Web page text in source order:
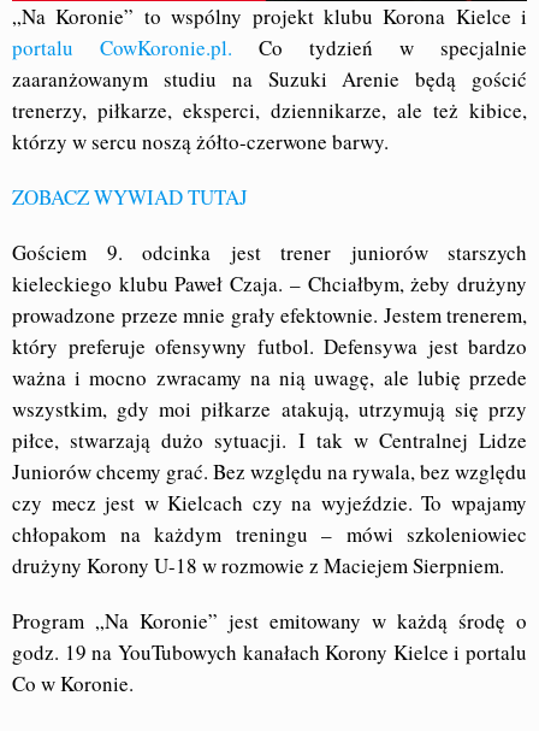
„Na Koronie” to wspólny projekt klubu Korona Kielce i
portalu CowKoronie.pl. Co tydzień w specjalnie
zaaranżowanym studiu na Suzuki Arenie będą gościć
trenerzy, piłkarze, eksperci, dziennikarze, ale też kibice,
którzy w sercu noszą żółto-czerwone barwy.
ZOBACZ WYWIAD TUTAJ
Gościem 9. odcinka jest trener juniorów starszych
kieleckiego klubu Paweł Czaja. – Chciałbym, żeby drużyny
prowadzone przeze mnie grały efektownie. Jestem trenerem,
który preferuje ofensywny futbol. Defensywa jest bardzo
ważna i mocno zwracamy na nią uwagę, ale lubię przede
wszystkim, gdy moi piłkarze atakują, utrzymują się przy
piłce, stwarzają dużo sytuacji. I tak w Centralnej Lidze
Juniorów chcemy grać. Bez względu na rywala, bez względu
czy mecz jest w Kielcach czy na wyjeździe. To wpajamy
chłopakom na każdym treningu – mówi szkoleniowiec
drużyny Korony U-18 w rozmowie z Maciejem Sierpniem.
Program „Na Koronie” jest emitowany w każdą środę o
godz. 19 na YouTubowych kanałach Korony Kielce i portalu
Co w Koronie.